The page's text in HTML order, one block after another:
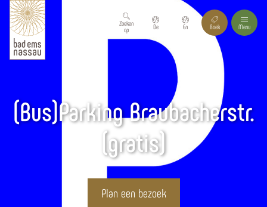
Zoeken
op
De En Boek Menu
(Bus)Parking Braubacherstr.
(gratis)
Plan een bezoek